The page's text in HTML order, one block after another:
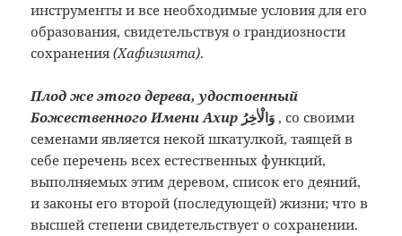
инструменты и все необходимые условия для его
образования, свидетельствуя о грандиозности
сохранения(Хафизията).
Плод же этого дерева, удостоенный
Божественного Имени Ахир
,со своими
семенами является некой шкатулкой, таящей в
себе перечень всех естественных функций,
выполняемых этим деревом, список его деяний,
и законы его второй (последующей) жизни; что в
высшей степени свидетельствует о сохранении.